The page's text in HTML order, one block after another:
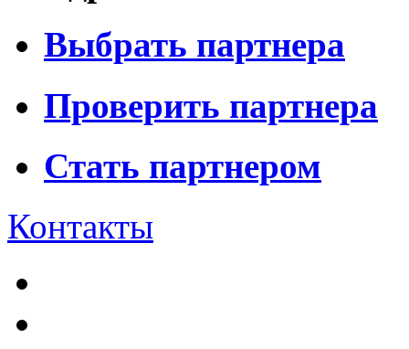
Выбрать партнера
Проверить партнера
Стать партнером
Контакты